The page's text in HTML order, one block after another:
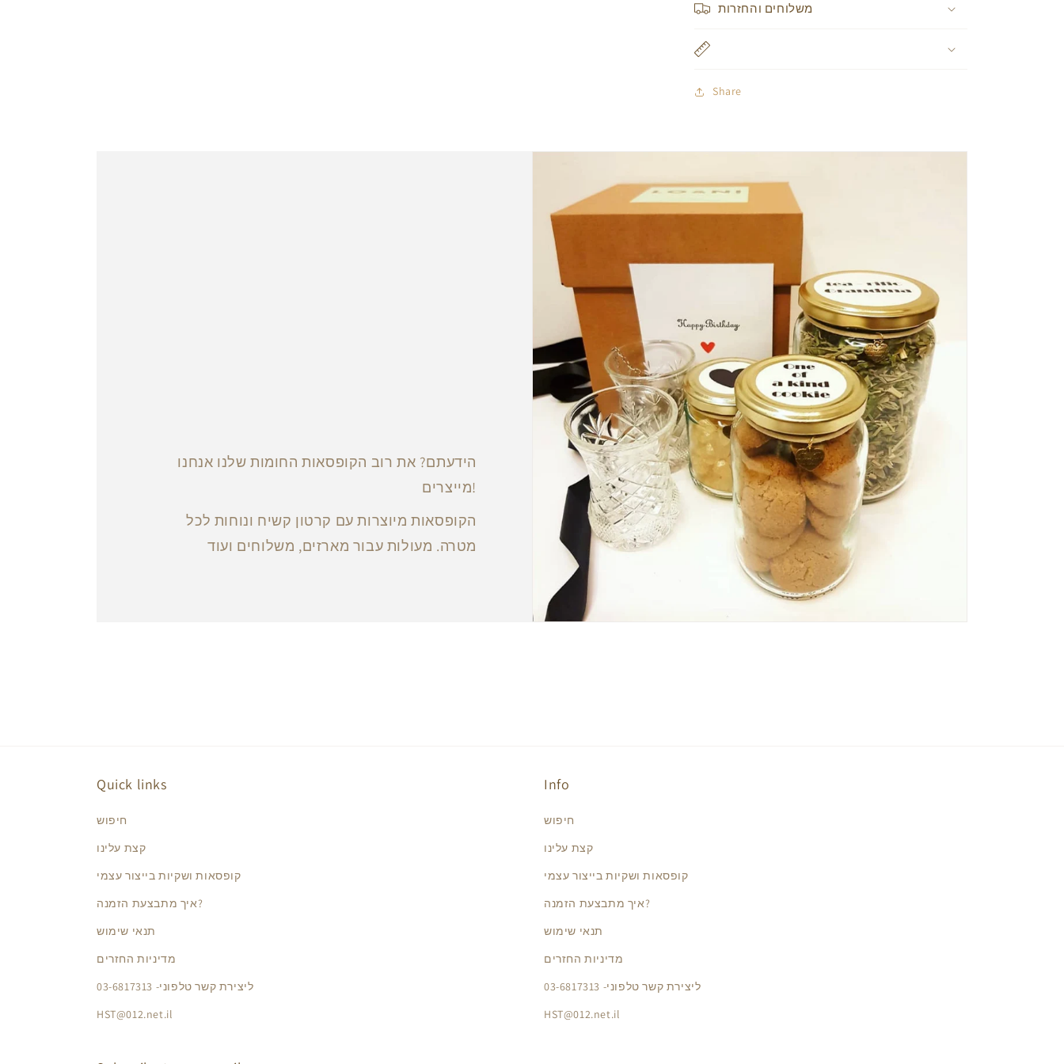
משלוחים והחזרות
Share
הידעתם? את רוב הקופסאות החומות שלנו אנחנו
מייצרים!
הקופסאות מיוצרות עם קרטון קשיח ונוחות לכל
מטרה. מעולות עבור מארזים, משלוחים ועוד
Quick links
חיפוש
קצת עלינו
קופסאות ושקיות בייצור עצמי
איך מתבצעת הזמנה?
תנאי שימוש
מדיניות החזרים
ליצירת קשר טלפוני- 03-6817313
HST@012.net.il
Info
חיפוש
קצת עלינו
קופסאות ושקיות בייצור עצמי
איך מתבצעת הזמנה?
תנאי שימוש
מדיניות החזרים
ליצירת קשר טלפוני- 03-6817313
HST@012.net.il